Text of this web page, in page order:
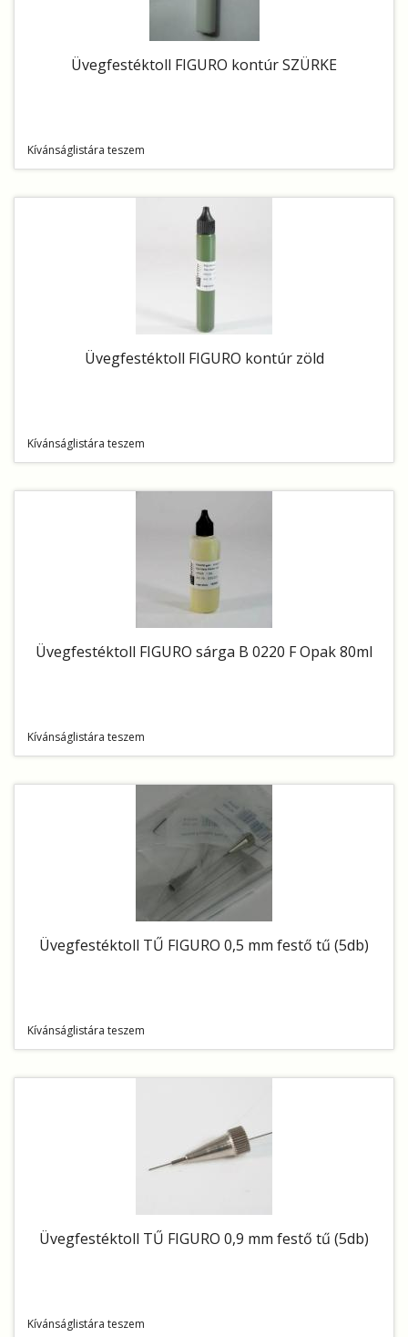
Üvegfestéktoll FIGURO kontúr SZÜRKE
Kívánságlistára teszem
Üvegfestéktoll FIGURO kontúr zöld
Kívánságlistára teszem
Üvegfestéktoll FIGURO sárga B 0220 F Opak 80ml
Kívánságlistára teszem
Üvegfestéktoll TŰ FIGURO 0,5 mm festő tű (5db)
Kívánságlistára teszem
Üvegfestéktoll TŰ FIGURO 0,9 mm festő tű (5db)
Kívánságlistára teszem